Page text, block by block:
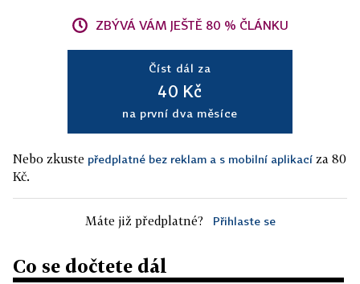
ZBÝVÁ VÁM JEŠTĚ 80 % ČLÁNKU
Číst dál za
40 Kč
na první dva měsíce
Nebo zkuste předplatné bez reklam a s mobilní aplikací za 80
Kč.
Máte již předplatné? Přihlaste se
Co se dočtete dál